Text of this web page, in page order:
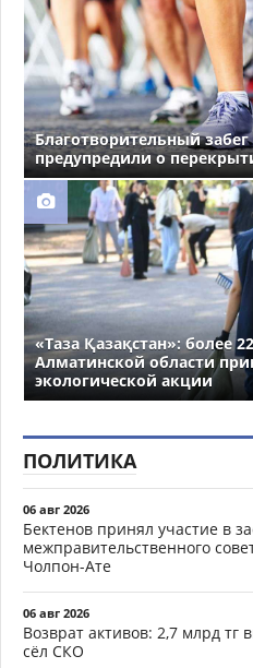
Благотворительный
предупредили о
«Таза Қазақстан»: более
Алматинской области
экологической акции
ПОЛИТИКА
06 авг 2026
Бектенов принял участие в
межправительственного
Чолпон-Ате
06 авг 2026
Возврат активов: 2,7 млрд
сёл СКО